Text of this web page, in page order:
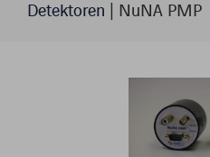
Detektoren | NuNA PMP